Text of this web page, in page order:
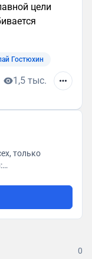
цели
Гостюхин
1,5 тыс.
только
0